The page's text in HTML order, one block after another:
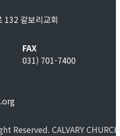
132 갈보리교회
FAX
031) 701-7400
Reserved. CALVARY CHURCH